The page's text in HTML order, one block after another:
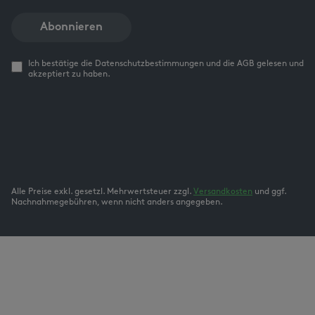
Abonnieren
Ich bestätige die Datenschutzbestimmungen und die AGB gelesen und
akzeptiert zu haben.
Alle Preise exkl. gesetzl. Mehrwertsteuer zzgl. Versandkosten und ggf.
Nachnahmegebühren, wenn nicht anders angegeben.